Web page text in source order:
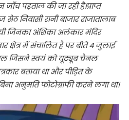
पड़ताल की जा रही है।प्राप्त
निवासी रानी बाजार राजातालाब
जिनका अंशिका अलंकार मंदिर
क्षेत्र में संचालित है पर बीते 4 जुलाई
जिसने स्वयं को यूट्यूब चैनल
बताया था और पीड़ित के
अनुमति फोटोग्राफी करने लगा था।